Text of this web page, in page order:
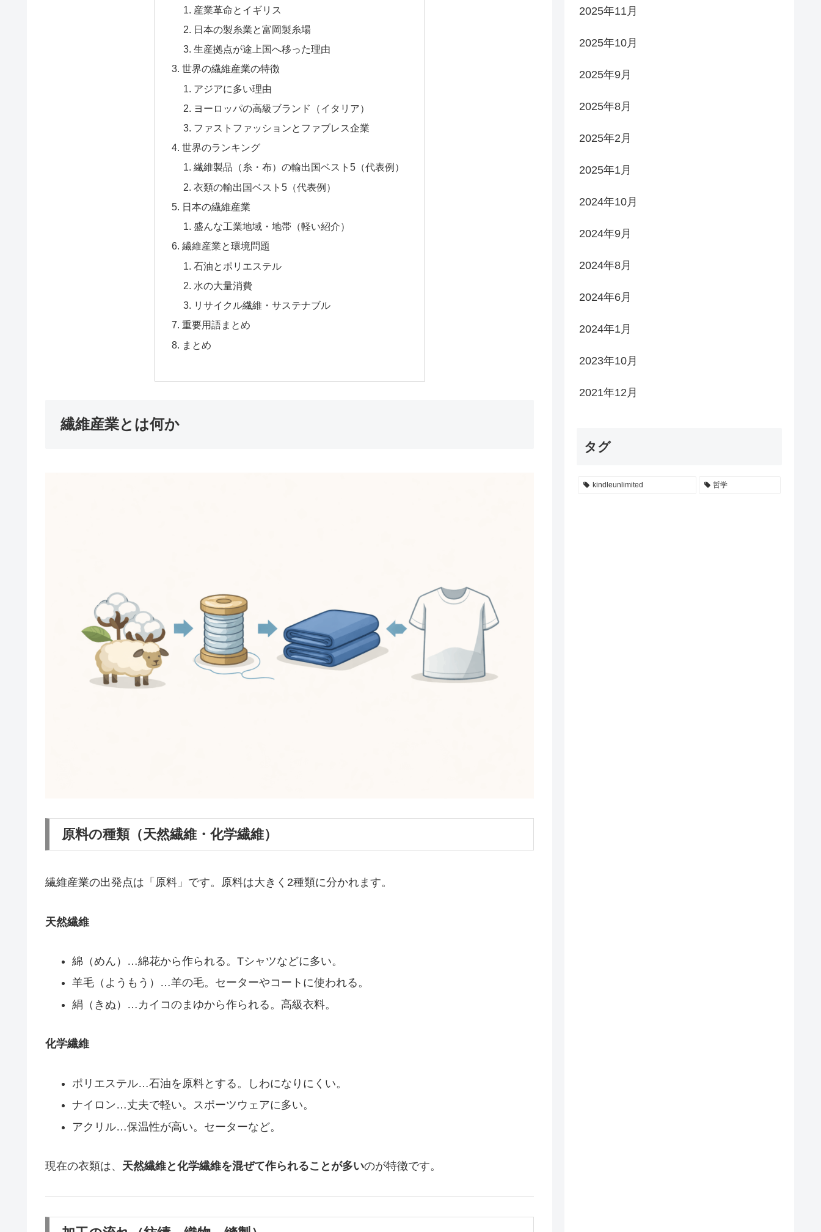
産業革命とイギリス
日本の製糸業と富岡製糸場
生産拠点が途上国へ移った理由
世界の繊維産業の特徴
アジアに多い理由
ヨーロッパの高級ブランド（イタリア）
ファストファッションとファブレス企業
世界のランキング
繊維製品（糸・布）の輸出国ベスト5（代表例）
衣類の輸出国ベスト5（代表例）
日本の繊維産業
盛んな工業地域・地帯（軽い紹介）
繊維産業と環境問題
石油とポリエステル
水の大量消費
リサイクル繊維・サステナブル
重要用語まとめ
まとめ
繊維産業とは何か
原料の種類（天然繊維・化学繊維）
繊維産業の出発点は「原料」です。原料は大きく2種類に分かれます。
天然繊維
綿（めん）…綿花から作られる。Tシャツなどに多い。
羊毛（ようもう）…羊の毛。セーターやコートに使われる。
絹（きぬ）…カイコのまゆから作られる。高級衣料。
化学繊維
ポリエステル…石油を原料とする。しわになりにくい。
ナイロン…丈夫で軽い。スポーツウェアに多い。
アクリル…保温性が高い。セーターなど。
現在の衣類は、 天然繊維と化学繊維を混ぜて作られることが多いのが特徴です。
2025年11月
2025年10月
2025年9月
2025年8月
2025年2月
2025年1月
2024年10月
2024年9月
2024年8月
2024年6月
2024年1月
2023年10月
2021年12月
タグ
kindleunlimited 哲学